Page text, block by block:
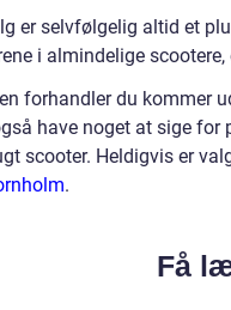
er selvfølgelig altid et
i almindelige
forhandler du kommer
have noget at sige for
scooter. Heldigvis er
.
Få